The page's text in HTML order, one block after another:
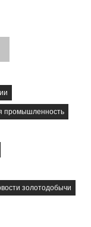
промышленность
золотодобычи